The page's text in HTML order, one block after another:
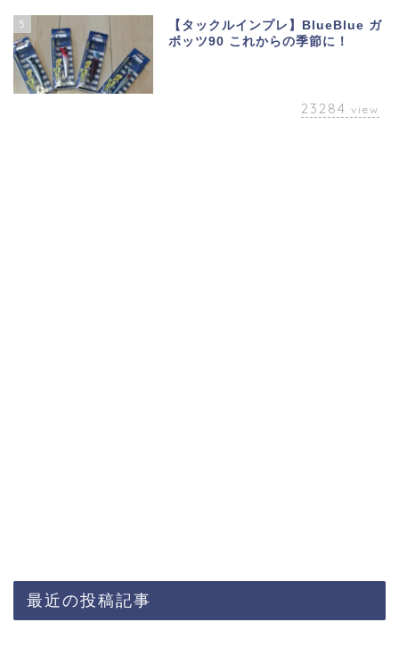
5
【タックルインプレ】BlueBlue ガ
ボッツ90 これからの季節に！
23284 view
最近の投稿記事